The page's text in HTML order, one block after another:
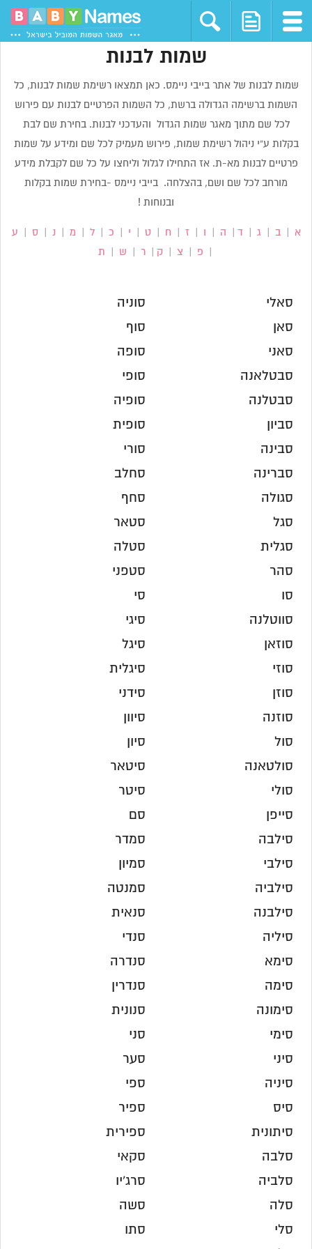
שמות לבנות
שמות לבנות של אתר בייבי ניימס. כאן תמצאו רשימת שמות לבנות, כל
השמות ברשימה הגדולה ברשת, כל השמות הפרטיים לבנות עם פירוש
לכל שם מתוך מאגר שמות הגדול והעדכני לבנות. בחירת שם לבת
בקלות ע”י ניהול רשימת שמות, פירוש מעמיק לכל שם ומידע על שמות
פרטיים לבנות מא-ת. אז התחילו לגלול וליחצו על כל שם לקבלת מידע
מורחב לכל שם ושם, בהצלחה. בייבי ניימס -בחירת שמות בקלות
ובנוחות !
א |ב ג |ד ה ו |ז ח |ט י כ |ל מ |נ ס ע
פ צ |ק |ר ש ת
סאלי
סאן
סאני
סבטלאנה
סבטלנה
סביון
סבינה
סברינה
סגולה
סגל
סגלית
סהר
סו
סווטלנה
סוזאן
סוזי
סוזן
סוזנה
סול
סולטאנה
סולי
סוניה
סוף
סופה
סופי
סופיה
סופית
סורי
סחלב
סחף
סטאר
סטלה
סטפני
סי
סיגי
סיגל
סיגלית
סידני
סיוון
סיון
סיטאר
סיטר
סייפן
סילבה
סילבי
סילביה
סילבנה
סיליה
סימא
סימה
סימונה
סימי
סיני
סיניה
סיס
סיתונית
סלבה
סלביה
סלה
סלי
סם
סמדר
סמיון
סמנטה
סנאית
סנדי
סנדרה
סנדרין
סנונית
סני
סער
ספי
ספיר
ספירית
סקאי
סרג'יו
סשה
סתו